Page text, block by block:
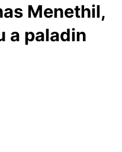
Menethil,
a paladin